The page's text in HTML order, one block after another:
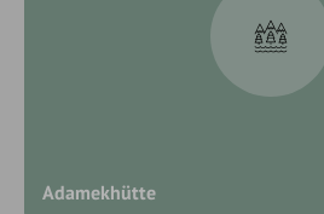
Adamekhütte